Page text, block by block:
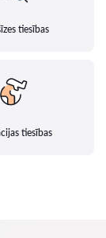
tiesības
tiesības